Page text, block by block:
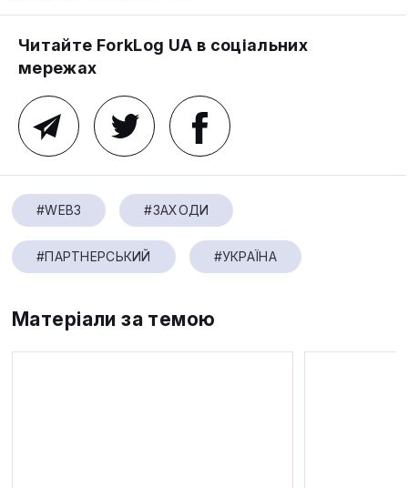
Читайте ForkLog UA в соціальних
мережах
#WEB3 #ЗАХОДИ
#ПАРТНЕРСЬКИЙ #УКРАЇНА
Матеріали за темою